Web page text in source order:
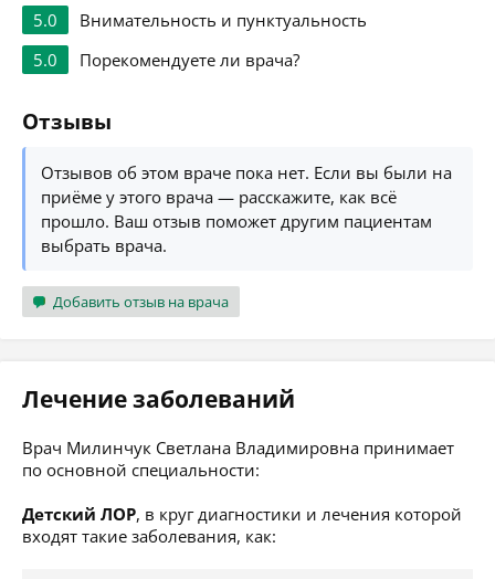
5.0
Внимательность и пунктуальность
5.0
Порекомендуете ли врача?
Отзывы
Отзывов об этом враче пока нет. Если вы были на
приёме у этого врача — расскажите, как всё
прошло. Ваш отзыв поможет другим пациентам
выбрать врача.
Добавить отзыв на врача
Лечение заболеваний
Врач Милинчук Светлана Владимировна принимает
по основной специальности:
Детский ЛОР, в круг диагностики и лечения которой
входят такие заболевания, как: